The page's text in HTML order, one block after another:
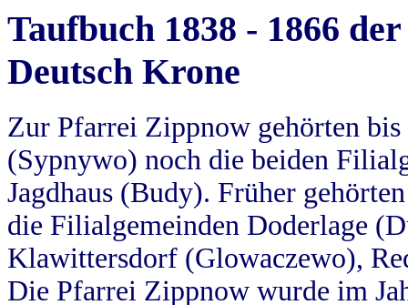
Taufbuch 1838 - 1866
Deutsch Krone
Zur Pfarrei Zippnow gehörten
(Sypnywo) noch die beiden
Jagdhaus (Budy). Früher
die Filialgemeinden Doderlage
Klawittersdorf (Glowaczewo),
Die Pfarrei Zippnow wurde im